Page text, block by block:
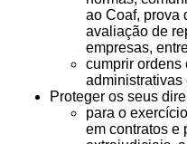
ao Coaf, prova
avaliação de
empresas,
cumprir ordens
administrativas
Proteger os seus
para o
em contratos e